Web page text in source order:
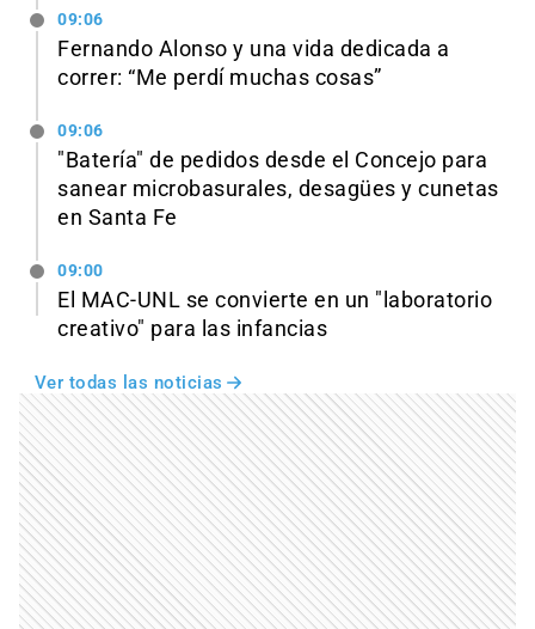
09:06
Fernando Alonso y una vida dedicada a
correr: “Me perdí muchas cosas”
09:06
"Batería" de pedidos desde el Concejo para
sanear microbasurales, desagües y cunetas
en Santa Fe
09:00
El MAC-UNL se convierte en un "laboratorio
creativo" para las infancias
Ver todas las noticias